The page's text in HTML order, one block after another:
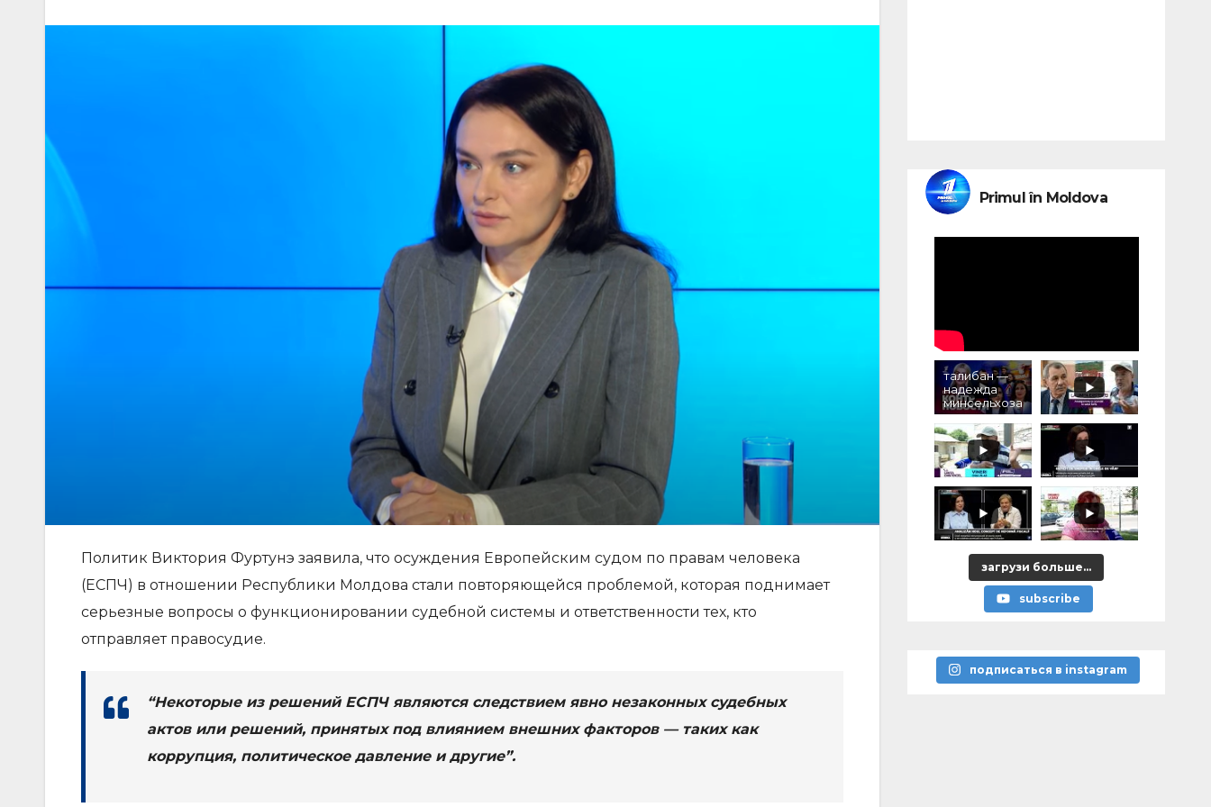
Политик Виктория Фуртунэ заявила, что осуждения Европейским судом по правам человека
(ЕСПЧ) в отношении Республики Молдова стали повторяющейся проблемой, которая поднимает
серьезные вопросы о функционировании судебной системы и ответственности тех, кто
отправляет правосудие.
“Некоторые из решений ЕСПЧ являются следствием явно незаконных судебных
актов или решений, принятых под влиянием внешних факторов — таких как
коррупция, политическое давление и другие”.
Primul în Moldova
талибан —
надежда
минсельхоза
, налог на
моцареллу,
тофан в
роли
управдома
загрузи больше...
subscribe
подписаться в instagram